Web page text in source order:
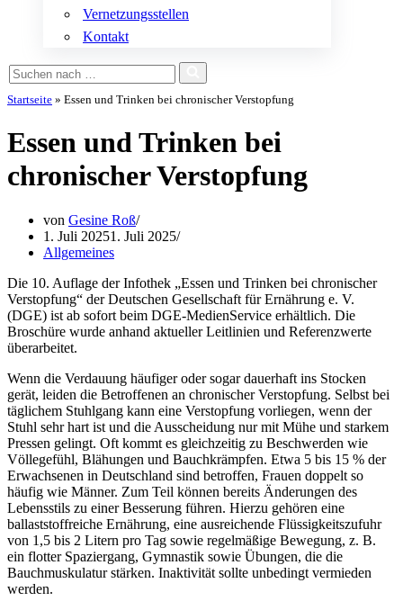
Vernetzungsstellen
Kontakt
Suchen
nach …
Startseite » Essen und Trinken bei chronischer Verstopfung
Essen und Trinken bei
chronischer Verstopfung
von Gesine Roß
1. Juli 20251. Juli 2025
Allgemeines
Die 10. Auflage der Infothek „Essen und Trinken bei chronischer
Verstopfung“ der Deutschen Gesellschaft für Ernährung e. V.
(DGE) ist ab sofort beim DGE-MedienService erhältlich. Die
Broschüre wurde anhand aktueller Leitlinien und Referenzwerte
überarbeitet.
Wenn die Verdauung häufiger oder sogar dauerhaft ins Stocken
gerät, leiden die Betroffenen an chronischer Verstopfung. Selbst bei
täglichem Stuhlgang kann eine Verstopfung vorliegen, wenn der
Stuhl sehr hart ist und die Ausscheidung nur mit Mühe und starkem
Pressen gelingt. Oft kommt es gleichzeitig zu Beschwerden wie
Völlegefühl, Blähungen und Bauchkrämpfen. Etwa 5 bis 15 % der
Erwachsenen in Deutschland sind betroffen, Frauen doppelt so
häufig wie Männer. Zum Teil können bereits Änderungen des
Lebensstils zu einer Besserung führen. Hierzu gehören eine
ballaststoffreiche Ernährung, eine ausreichende Flüssigkeitszufuhr
von 1,5 bis 2 Litern pro Tag sowie regelmäßige Bewegung, z. B.
ein flotter Spaziergang, Gymnastik sowie Übungen, die die
Bauchmuskulatur stärken. Inaktivität sollte unbedingt vermieden
werden.